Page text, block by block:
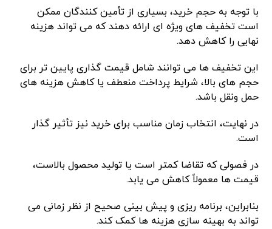
با توجه به حجم خرید، بسیاری از تأمین کنندگان ممکن
است تخفیف های ویژه ای ارائه دهند که می تواند هزینه
نهایی را کاهش دهد.
این تخفیف ها می توانند شامل قیمت گذاری پایین تر برای
حجم های بالا، شرایط پرداخت منعطف یا کاهش هزینه های
حمل ونقل باشد.
در نهایت، انتخاب زمان مناسب برای خرید نیز تأثیر گذار
است.
در فصولی که تقاضا کمتر است یا تولید محصول بالاست،
قیمت ها معمولاً کاهش می یابد.
بنابراین، برنامه ریزی و پیش بینی صحیح از نظر زمانی می
تواند به بهینه سازی هزینه ها کمک کند.